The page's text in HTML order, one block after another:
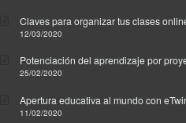
Claves para organizar tus clases
12/03/2020
Potenciación del aprendizaje por
25/02/2020
Apertura educativa al mundo con
11/02/2020